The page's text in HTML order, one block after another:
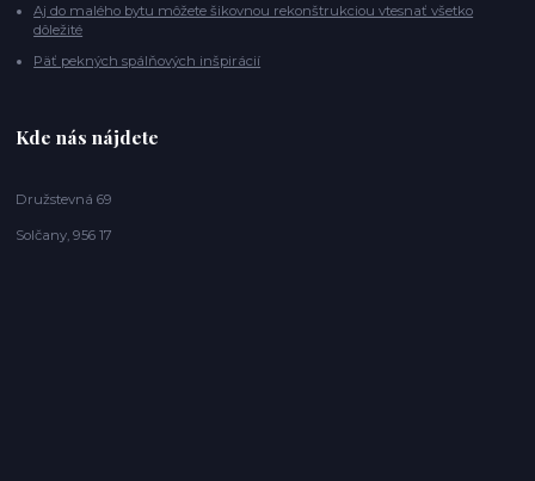
Aj do malého bytu môžete šikovnou rekonštrukciou vtesnať všetko
dôležité
Päť pekných spálňových inšpirácií
Kde nás nájdete
Družstevná 69
Solčany, 956 17